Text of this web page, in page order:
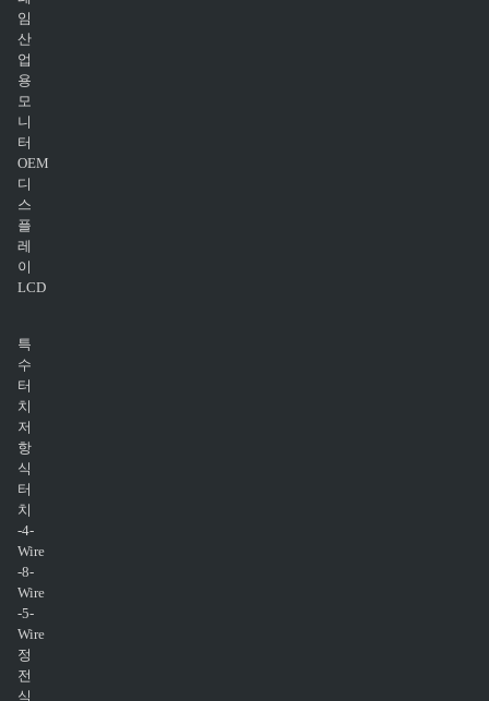
임
산
업
용
모
니
터
OEM
디
스
플
레
이
LCD
특
수
터
치
저
항
식
터
치
-4-
Wire
-8-
Wire
-5-
Wire
정
전
식